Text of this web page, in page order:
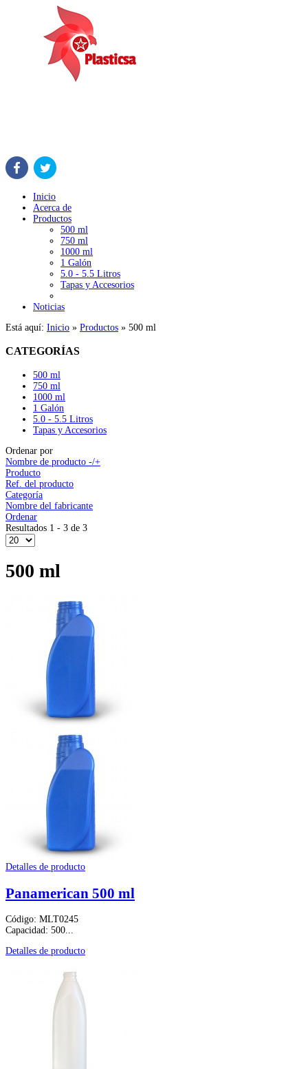
Inicio
Acerca de
Productos
500 ml
750 ml
1000 ml
1 Galón
5.0 - 5.5 Litros
Tapas y Accesorios
Noticias
Está aquí: Inicio » Productos » 500 ml
CATEGORÍAS
500 ml
750 ml
1000 ml
1 Galón
5.0 - 5.5 Litros
Tapas y Accesorios
Ordenar por
Nombre de producto -/+
Producto
Ref. del producto
Categoría
Nombre del fabricante
Ordenar
Resultados 1 - 3 de 3
500 ml
Detalles de producto
Panamerican 500 ml
Código: MLT0245
Capacidad: 500...
Detalles de producto